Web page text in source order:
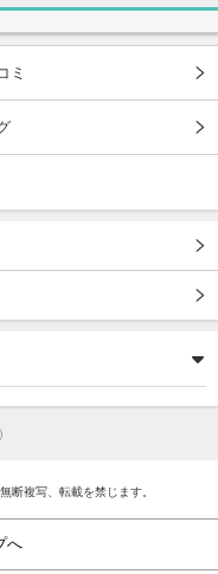
ミ
断複写、転載を禁じます。
へ